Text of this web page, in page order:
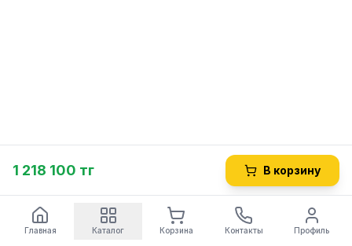
1 218 100 тг В корзину
Главная Каталог Корзина Контакты Профиль